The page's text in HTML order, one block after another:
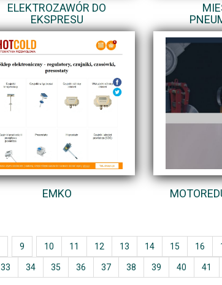
ELEKTROZAWÓR DO
EKSPRESU
EMKO
9 10 11 12 13 14 15 16
33 34 35 36 37 38 39 40 41